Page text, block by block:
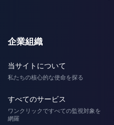
企業組織
当サイトについて
私たちの核心的な使命を探る
すべてのサービス
ワンクリックですべての監視対象を
網羅